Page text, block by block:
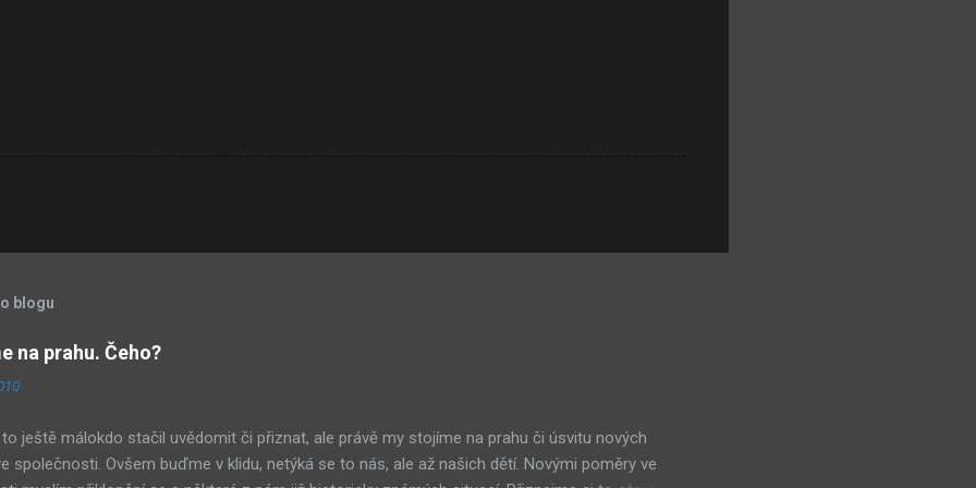
blogu
na prahu. Čeho?
ještě málokdo stačil uvědomit či přiznat, ale právě my stojíme na prahu či úsvitu nových
společnosti. Ovšem buďme v klidu, netýká se to nás, ale až našich dětí. Novými poměry ve